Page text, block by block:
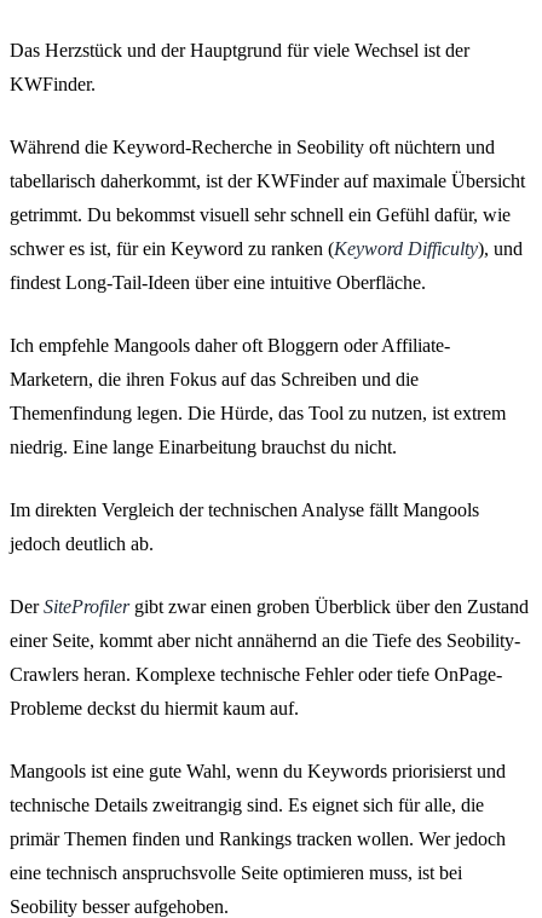
Das Herzstück und der Hauptgrund für viele Wechsel ist der
KWFinder.
Während die Keyword-Recherche in Seobility oft nüchtern und
tabellarisch daherkommt, ist der KWFinder auf maximale Übersicht
getrimmt. Du bekommst visuell sehr schnell ein Gefühl dafür, wie
schwer es ist, für ein Keyword zu ranken (Keyword Difficulty), und
findest Long-Tail-Ideen über eine intuitive Oberfläche.
Ich empfehle Mangools daher oft Bloggern oder Affiliate-
Marketern, die ihren Fokus auf das Schreiben und die
Themenfindung legen. Die Hürde, das Tool zu nutzen, ist extrem
niedrig. Eine lange Einarbeitung brauchst du nicht.
Im direkten Vergleich der technischen Analyse fällt Mangools
jedoch deutlich ab.
DerSiteProfilergibt zwar einen groben Überblick über den Zustand
einer Seite, kommt aber nicht annähernd an die Tiefe des Seobility-
Crawlers heran. Komplexe technische Fehler oder tiefe OnPage-
Probleme deckst du hiermit kaum auf.
Mangools ist eine gute Wahl, wenn du Keywords priorisierst und
technische Details zweitrangig sind. Es eignet sich für alle, die
primär Themen finden und Rankings tracken wollen. Wer jedoch
eine technisch anspruchsvolle Seite optimieren muss, ist bei
Seobility besser aufgehoben.